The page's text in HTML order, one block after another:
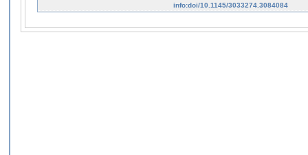
info:doi/10.1145/3033274.3084084